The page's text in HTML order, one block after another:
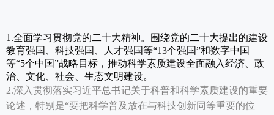
1.全面学习贯彻党的二十大精神。围绕党的二十大提出的建设
教育强国、科技强国、人才强国等“13个强国”和数字中国
等“5个中国”战略目标，推动科学素质建设全面融入经济、政
治、文化、社会、生态文明建设。
2.深入贯彻落实习近平总书记关于科普和科学素质建设的重要
论述，特别是“要把科学普及放在与科技创新同等重要的位